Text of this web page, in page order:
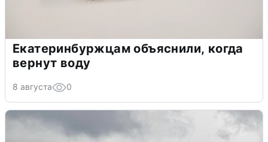
Екатеринбуржцам объяснили, когда
вернут воду
8 августа 0